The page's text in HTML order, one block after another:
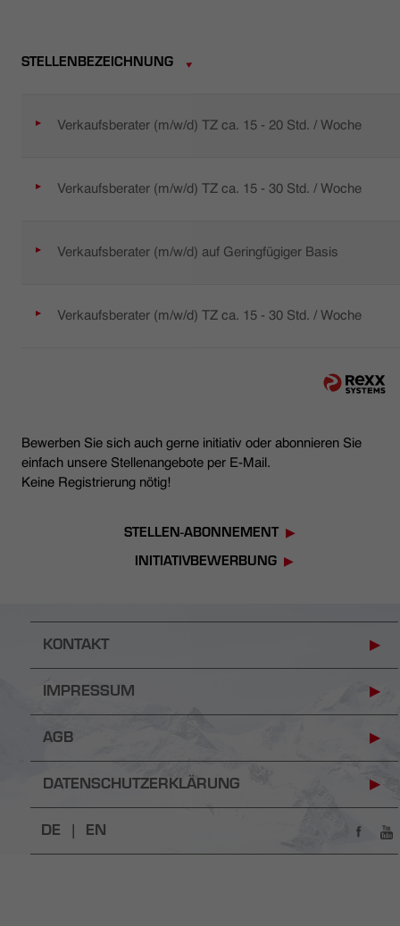
STELLENBEZEICHNUNG
Verkaufsberater (m/w/d) TZ ca. 15 - 20 Std. / Woche
Verkaufsberater (m/w/d) TZ ca. 15 - 30 Std. / Woche
Verkaufsberater (m/w/d) auf Geringfügiger Basis
Verkaufsberater (m/w/d) TZ ca. 15 - 30 Std. / Woche
Bewerben Sie sich auch gerne initiativ oder abonnieren Sie
einfach unsere Stellenangebote per E-Mail.
Keine Registrierung nötig!
STELLEN-ABONNEMENT
INITIATIVBEWERBUNG
KONTAKT
IMPRESSUM
AGB
DATENSCHUTZERKLÄRUNG
DE | EN